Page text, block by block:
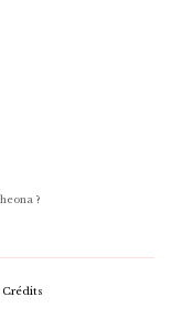
?
Crédits